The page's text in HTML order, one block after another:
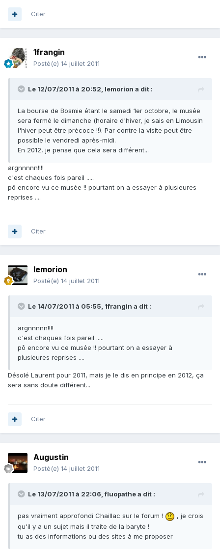
Citer
1frangin
Posté(e) 14 juillet 2011
Le 12/07/2011 à 20:52, lemorion a dit :
La bourse de Bosmie étant le samedi 1er octobre, le musée
sera fermé le dimanche (horaire d'hiver, je sais en Limousin
l'hiver peut être précoce !!). Par contre la visite peut être
possible le vendredi après-midi.
En 2012, je pense que cela sera différent...
argnnnnn!!!!
c'est chaques fois pareil .....
pô encore vu ce musée !! pourtant on a essayer à plusieures
reprises ....
Citer
lemorion
Posté(e) 14 juillet 2011
Le 14/07/2011 à 05:55, 1frangin a dit :
argnnnnn!!!!
c'est chaques fois pareil .....
pô encore vu ce musée !! pourtant on a essayer à
plusieures reprises ....
Désolé Laurent pour 2011, mais je le dis en principe en 2012, ça
sera sans doute différent...
Citer
Augustin
Posté(e) 14 juillet 2011
Le 13/07/2011 à 22:06, fluopathe a dit :
pas vraiment approfondi Chaillac sur le forum !
, je crois
qu'il y a un sujet mais il traite de la baryte !
tu as des informations ou des sites à me proposer